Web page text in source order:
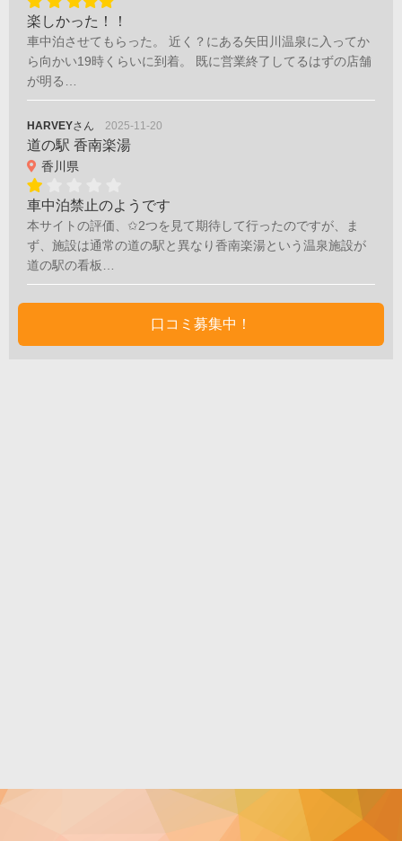
楽しかった！！
車中泊させてもらった。 近く？にある矢田川温泉に入ってか
ら向かい19時くらいに到着。 既に営業終了してるはずの店舗
が明る…
HARVEYさん 2025-11-20
道の駅 香南楽湯
香川県
車中泊禁止のようです
本サイトの評価、✩2つを見て期待して行ったのですが、ま
ず、施設は通常の道の駅と異なり香南楽湯という温泉施設が
道の駅の看板…
口コミ募集中！